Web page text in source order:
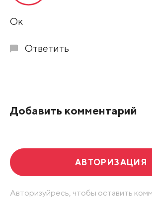
Ок
Ответить
Добавить комментарий
АВТОРИЗАЦИЯ
Авторизуйресь, чтобы оставить